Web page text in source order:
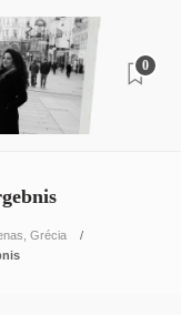
0
Grécia